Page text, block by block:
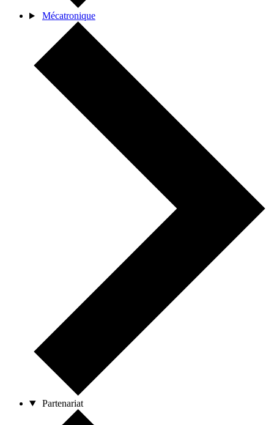
Mécatronique
Partenariat